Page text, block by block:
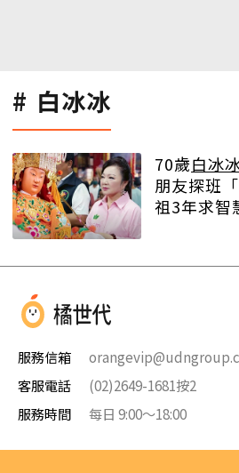
白冰冰
70歲白冰
朋友探班
祖3年求智
服務信箱
客服電話
(02)2649-1681按2
服務時間
每日 9:00～18:00